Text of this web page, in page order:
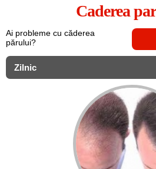
Caderea
Ai probleme cu căderea
părului?
Zilnic